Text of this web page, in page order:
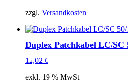
zzgl. Versandkosten
Duplex Patchkabel LC/
12,02 €
exkl. 19 % MwSt.